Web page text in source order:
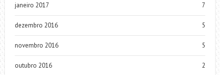
janeiro 2017 7
dezembro 2016 5
novembro 2016 5
outubro 2016 2